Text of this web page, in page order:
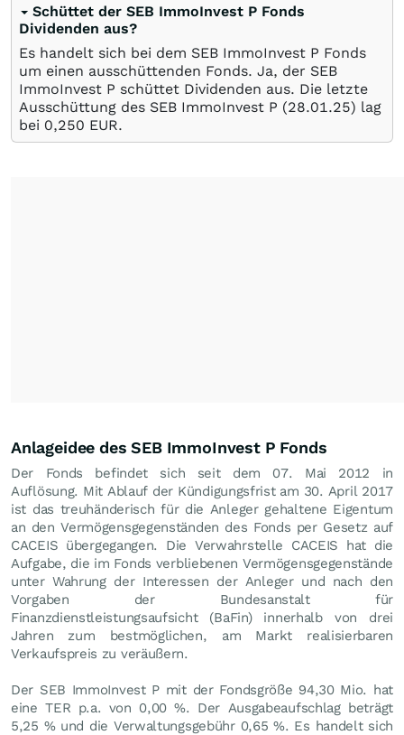
Schüttet der SEB ImmoInvest P Fonds
Dividenden aus?
Es handelt sich bei dem SEB ImmoInvest P Fonds
um einen ausschüttenden Fonds. Ja, der SEB
ImmoInvest P schüttet Dividenden aus. Die letzte
Ausschüttung des SEB ImmoInvest P (28.01.25) lag
bei 0,250 EUR.
Anlageidee des SEB ImmoInvest P Fonds
Der Fonds befindet sich seit dem 07. Mai 2012 in
Auflösung. Mit Ablauf der Kündigungsfrist am 30. April 2017
ist das treuhänderisch für die Anleger gehaltene Eigentum
an den Vermögensgegenständen des Fonds per Gesetz auf
CACEIS übergegangen. Die Verwahrstelle CACEIS hat die
Aufgabe, die im Fonds verbliebenen Vermögensgegenstände
unter Wahrung der Interessen der Anleger und nach den
Vorgaben der Bundesanstalt für
Finanzdienstleistungsaufsicht (BaFin) innerhalb von drei
Jahren zum bestmöglichen, am Markt realisierbaren
Verkaufspreis zu veräußern.
Der SEB ImmoInvest P mit der Fondsgröße 94,30 Mio. hat
eine TER p.a. von 0,00 %. Der Ausgabeaufschlag beträgt
5,25 % und die Verwaltungsgebühr 0,65 %. Es handelt sich